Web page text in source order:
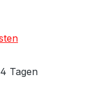
Tagen